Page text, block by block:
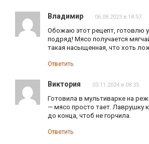
Владимир 06.08.2023 в 18:57
Обожаю этот рецепт, готовлю
подряд! Мясо получается
такая насыщенная, что хоть
Ответить
Виктория 03.11.2024 в 08:35
Готовила в мультиварке на
— мясо просто тает. Лаврушку
до конца, чтоб не горчила.
Ответить